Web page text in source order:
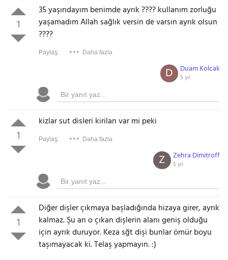
1
35 yaşındayım benimde ayrık ???? kullanım zorluğu
yaşamadım Allah sağlık versin de varsın ayrık olsun
????
Paylaş: Daha fazla
Duam Kolcak
5 yıl
D
1
kizlar sut disleri kirilan var mi peki
Paylaş: Daha fazla
Zehra Dimitroff
5 yıl
Z
1
Diğer dişler çıkmaya başladığında hizaya girer, ayrık
kalmaz. Şu an o çıkan dişlerin alanı geniş olduğu
için ayrık duruyor. Keza sğt dişi bunlar ömür boyu
taşımayacak ki. Telaş yapmayın. :)